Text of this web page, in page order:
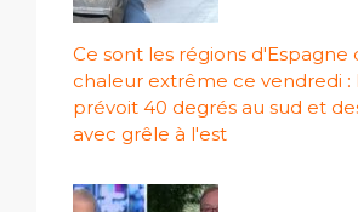
Ce sont les régions d'Espagne
chaleur extrême ce vendredi :
prévoit 40 degrés au sud et
avec grêle à l'est